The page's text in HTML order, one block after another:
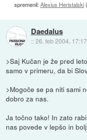
spremenil:Alexius Heristalski
Daedalus
::26. feb 2004, 17:17
>Saj Kučan je že pred
samo v primeru, da bi
>Mogoče se pa niti sami
dobro za nas.
Ja točno tako! In zato
nas povede v lepšo in